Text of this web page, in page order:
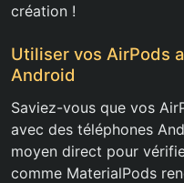
création !
Utiliser vos AirPods
Android
Saviez-vous que vos
avec des téléphones
moyen direct pour
comme MaterialPods